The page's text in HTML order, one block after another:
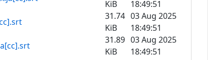
KiB
18:49:51
31.74
KiB
03 Aug 2025
18:49:51
31.89
KiB
03 Aug 2025
18:49:51